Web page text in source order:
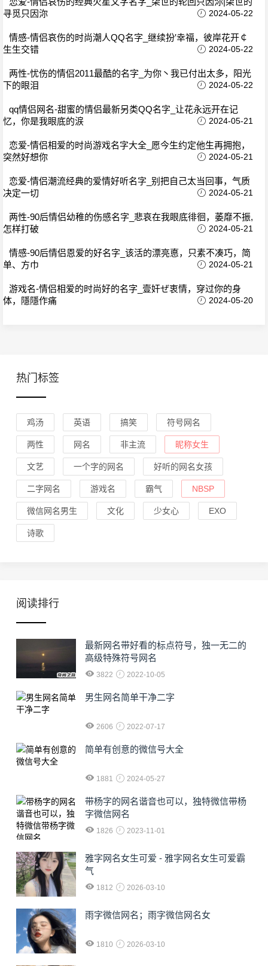
寻觅只因沵
2024-05-22
情感-情侣哀伤的时尚潮人QQ名字_继续扮′幸福，彼岸花开￠
生生交错
2024-05-22
两性-忧伤的情侣2011最酷的名字_为你丶我已付出太多，阳光
下的眼泪
2024-05-22
qq情侣网名-甜蜜的情侣最新另类QQ名字_让花永远开在记
忆，你是我眼底的涙
2024-05-21
恋爱-情侣相爱的时尚游戏名字大全_愿今生约定他生再拥抱，
突然好想你
2024-05-21
恋爱-情侣潮流经典的爱情好听名字_别把自己太当回事，气质
决定一切
2024-05-21
两性-90后情侣幼稚的伤感名字_悲哀在我眼底徘徊，萎靡不振,
怎样打破
2024-05-21
情感-90后情侣恩爱的好名字_该活的漂亮悳，只素不凑巧，简
单、方巾
2024-05-21
游戏名-情侣相爱的时尚好的名字_壹奸ぜ衷情，穿过你的身
体，隱隱作痛
2024-05-20
热门标签
鸡汤 英语 搞笑 符号网名
两性 网名 非主流 昵称女生
文艺 一个字的网名 好听的网名女孩
二字网名 游戏名 霸气 NBSP
微信网名男生 文化 少女心 EXO
诗歌
阅读排行
最新网名带好看的标点符号，独一无二的
高级特殊符号网名
3822 2022-10-05
男生网名简单干净二字
2606 2022-07-17
简单有创意的微信号大全
1881 2024-05-27
​带杨字的网名谐音也可以，独特微信带杨
字微信网名
1826 2023-11-01
雅字网名女生可爱 - 雅字网名女生可爱霸
气
1812 2026-03-10
雨字微信网名；雨字微信网名女
1810 2026-03-10